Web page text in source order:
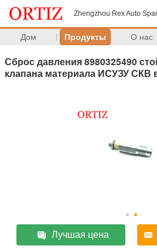
Zhengzhou Rex Auto
Дом Продукты О нас
Сброс давления 8980325490
клапана материала ИСУЗУ СКВ
Лучшая цена